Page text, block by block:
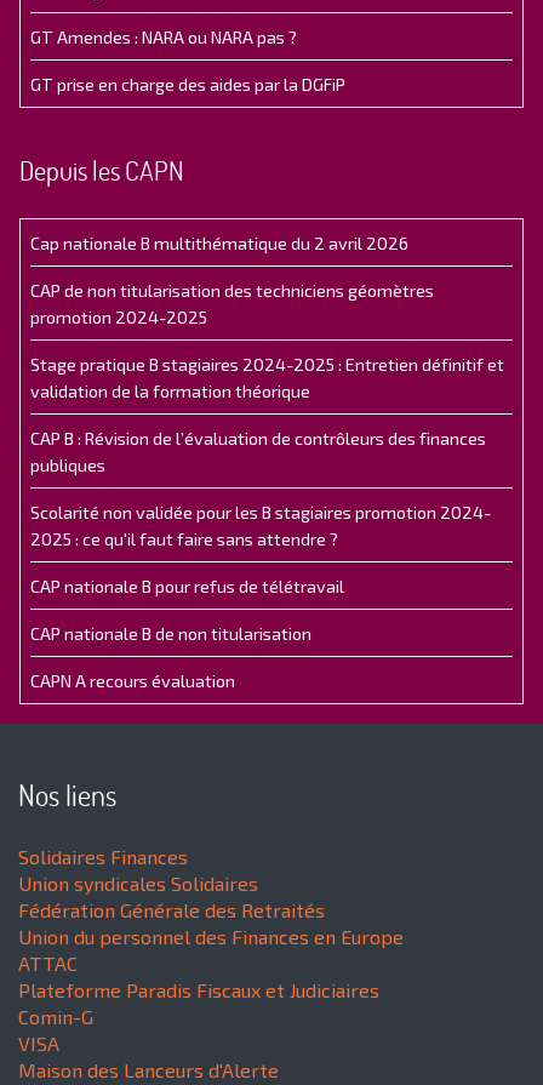
GT Amendes : NARA ou NARA pas ?
GT prise en charge des aides par la DGFiP
Depuis les CAPN
Cap nationale B multithématique du 2 avril 2026
CAP de non titularisation des techniciens géomètres
promotion 2024-2025
Stage pratique B stagiaires 2024-2025 : Entretien définitif et
validation de la formation théorique
CAP B : Révision de l’évaluation de contrôleurs des finances
publiques
Scolarité non validée pour les B stagiaires promotion 2024-
2025 : ce qu'il faut faire sans attendre ?
CAP nationale B pour refus de télétravail
CAP nationale B de non titularisation
CAPN A recours évaluation
Nos liens
Solidaires Finances
Union syndicales Solidaires
Fédération Générale des Retraités
Union du personnel des Finances en Europe
ATTAC
Plateforme Paradis Fiscaux et Judiciaires
Comin-G
VISA
Maison des Lanceurs d'Alerte